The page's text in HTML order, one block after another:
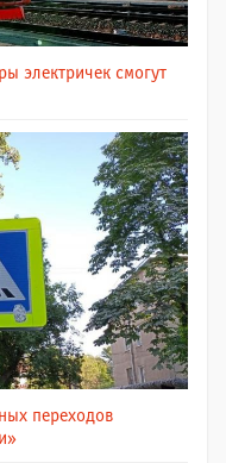
электричек смогут
переходов